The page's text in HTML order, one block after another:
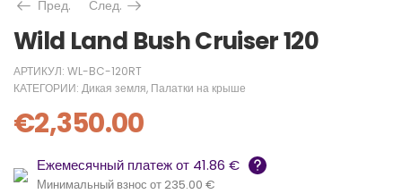
Пред.
След.
Wild Land Bush Cruiser 120
АРТИКУЛ: WL-BC-120RT
КАТЕГОРИИ: Дикая земля, Палатки на крыше
€2,350.00
Ежемесячный платеж от 41.86 €
Минимальный взнос от 235.00 €